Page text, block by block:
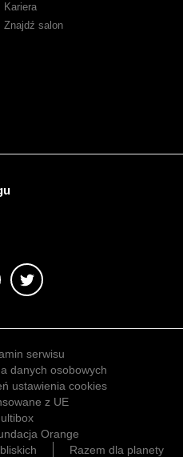
Kariera
Znajdź salon
serwisu
danych osobowych
ustawienia cookies
z UE
Orange
Razem dla planety